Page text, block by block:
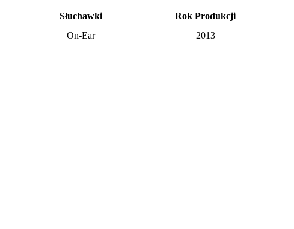
Słuchawki
On-Ear
Rok Produkcji
2013